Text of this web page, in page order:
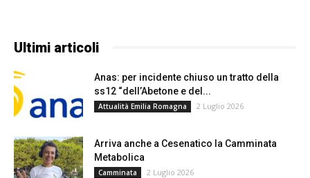
Ultimi articoli
Anas: per incidente chiuso un tratto della
ss12 “dell’Abetone e del...
Attualità Emilia Romagna 2 Luglio 2026
Arriva anche a Cesenatico la Camminata
Metabolica
Camminata 2 Luglio 2026